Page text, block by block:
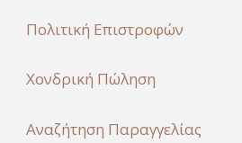
Πολιτική Επιστροφών
Χονδρική Πώληση
Αναζήτηση Παραγγελίας